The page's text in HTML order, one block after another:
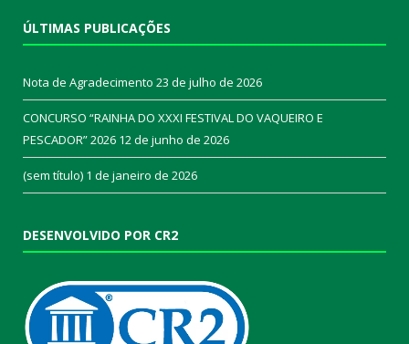
ÚLTIMAS PUBLICAÇÕES
Nota de Agradecimento 23 de julho de 2026
CONCURSO “RAINHA DO XXXI FESTIVAL DO VAQUEIRO E
PESCADOR” 2026 12 de junho de 2026
(sem título) 1 de janeiro de 2026
DESENVOLVIDO POR CR2